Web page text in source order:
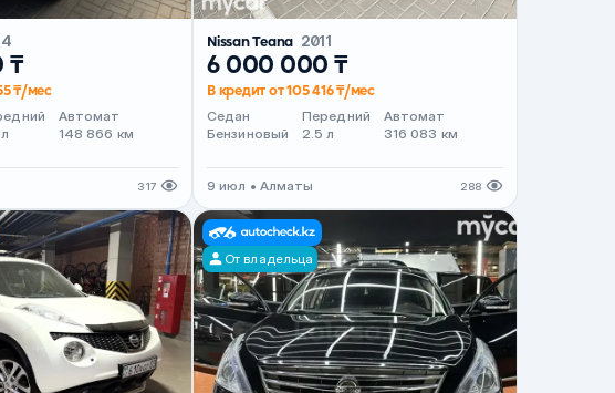
₸
₸/мес
Автомат
148 866 км
317
Nissan Teana 2011
6 000 000 ₸
В кредит от 105 416 ₸/мес
Седан
Бензиновый
Передний
2.5 л
Автомат
316 083 км
9 июл • Алматы 288
От владельца